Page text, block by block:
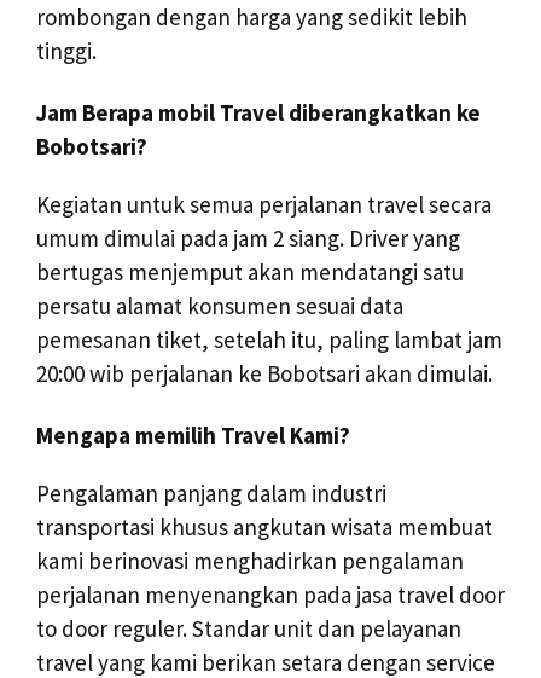
rombongan dengan harga yang sedikit lebih
tinggi.
Jam Berapa mobil Travel diberangkatkan ke
Bobotsari?
Kegiatan untuk semua perjalanan travel secara
umum dimulai pada jam 2 siang. Driver yang
bertugas menjemput akan mendatangi satu
persatu alamat konsumen sesuai data
pemesanan tiket, setelah itu, paling lambat jam
20:00 wib perjalanan ke Bobotsari akan dimulai.
Mengapa memilih Travel Kami?
Pengalaman panjang dalam industri
transportasi khusus angkutan wisata membuat
kami berinovasi menghadirkan pengalaman
perjalanan menyenangkan pada jasa travel door
to door reguler. Standar unit dan pelayanan
travel yang kami berikan setara dengan service